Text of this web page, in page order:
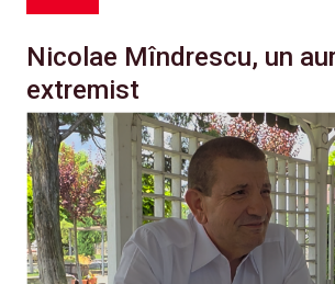
Nicolae Mîndrescu, un
extremist